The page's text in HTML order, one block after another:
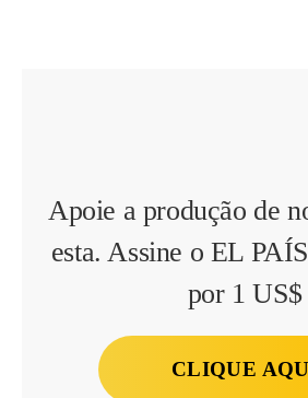
Apoie a produção de
esta. Assine o EL
por 1 US$
CLIQUE